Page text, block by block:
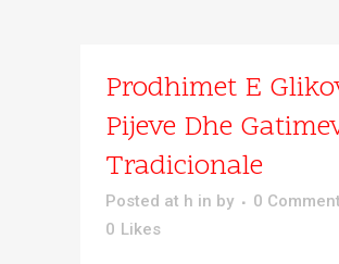
Prodhimet E
Pijeve Dhe
Tradicionale
Posted at h in by
0
0 Likes